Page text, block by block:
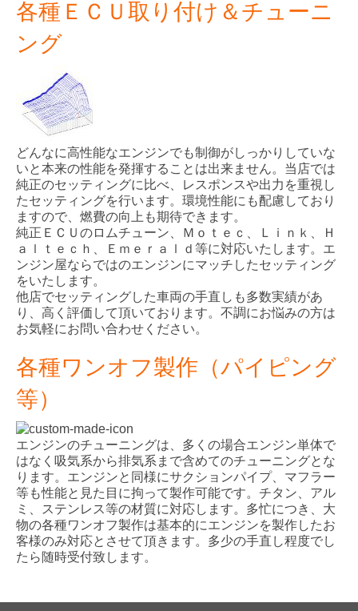
各種ＥＣＵ取り付け＆チューニ
ング
どんなに高性能なエンジンでも制御がしっかりしていな
いと本来の性能を発揮することは出来ません。当店では
純正のセッティングに比べ、レスポンスや出力を重視し
たセッティングを行います。環境性能にも配慮しており
ますので、燃費の向上も期待できます。
純正ＥＣＵのロムチューン、Ｍｏｔｅｃ、Ｌｉｎｋ、Ｈ
ａｌｔｅｃｈ、Ｅｍｅｒａｌｄ等に対応いたします。エ
ンジン屋ならではのエンジンにマッチしたセッティング
をいたします。
他店でセッティングした車両の手直しも多数実績があ
り、高く評価して頂いております。不調にお悩みの方は
お気軽にお問い合わせください。
各種ワンオフ製作（パイピング
等）
エンジンのチューニングは、多くの場合エンジン単体で
はなく吸気系から排気系まで含めてのチューニングとな
ります。エンジンと同様にサクションパイプ、マフラー
等も性能と見た目に拘って製作可能です。チタン、アル
ミ、ステンレス等の材質に対応します。多忙につき、大
物の各種ワンオフ製作は基本的にエンジンを製作したお
客様のみ対応とさせて頂きます。多少の手直し程度でし
たら随時受付致します。